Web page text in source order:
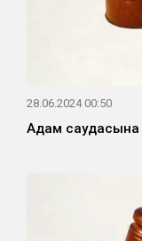
28.06.2024 00:50
Адам